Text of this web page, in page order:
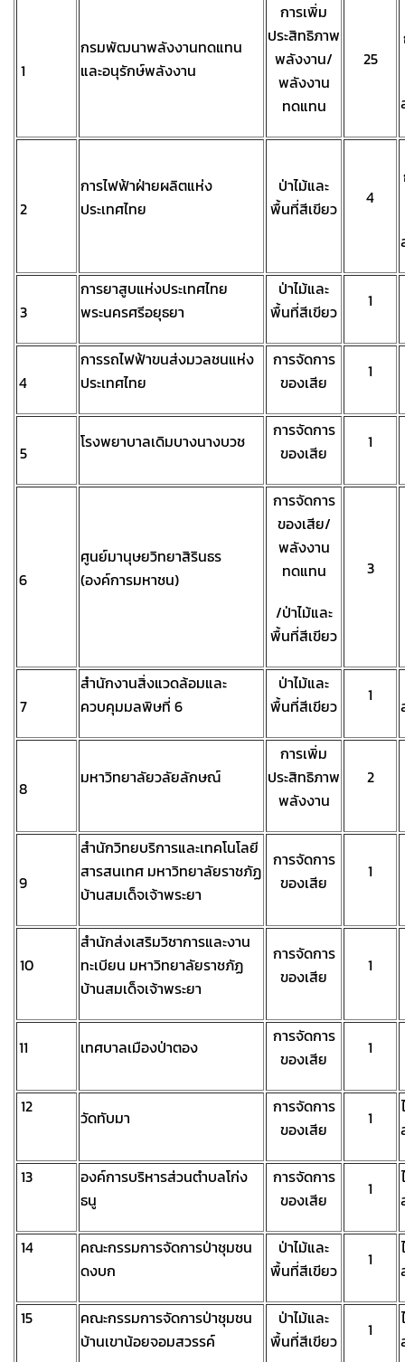
1
กรมพัฒนาพลังงานทดแทน
และอนุรักษ์พลังงาน
การเพิ่ม
ประสิทธิภาพ
พลังงาน/
พลังงาน
ทดแทน
25
2
การไฟฟ้าฝ่ายผลิตแห่ง
ประเทศไทย
ป่าไม้และ
พื้นที่สีเขียว
4
3
การยาสูบแห่งประเทศไทย
พระนครศรีอยุธยา
ป่าไม้และ
พื้นที่สีเขียว
1
4
การรถไฟฟ้าขนส่งมวลชนแห่ง
ประเทศไทย
การจัดการ
ของเสีย
1
5
โรงพยาบาลเดิมบางนางบวช
การจัดการ
ของเสีย
1
6
ศูนย์มานุษยวิทยาสิรินธร
(องค์การมหาชน)
การจัดการ
ของเสีย/
พลังงาน
ทดแทน
/ป่าไม้และ
พื้นที่สีเขียว
3
7
สำนักงานสิ่งแวดล้อมและ
ควบคุมมลพิษที่ 6
ป่าไม้และ
พื้นที่สีเขียว
1
8
มหาวิทยาลัยวลัยลักษณ์
การเพิ่ม
ประสิทธิภาพ
พลังงาน
2
9
สำนักวิทยบริการและเทคโนโลยี
สารสนเทศ มหาวิทยาลัยราชภัฏ
บ้านสมเด็จเจ้าพระยา
การจัดการ
ของเสีย
1
10
สำนักส่งเสริมวิชาการและงาน
ทะเบียน มหาวิทยาลัยราชภัฏ
บ้านสมเด็จเจ้าพระยา
การจัดการ
ของเสีย
1
11 เทศบาลเมืองป่าตอง
การจัดการ
ของเสีย
1
12
วัดทับมา
การจัดการ
ของเสีย
1
13
องค์การบริหารส่วนตำบลโก่ง
ธนู
การจัดการ
ของเสีย
1
14
คณะกรรมการจัดการป่าชุมชน
ดงบก
ป่าไม้และ
พื้นที่สีเขียว
1
15
คณะกรรมการจัดการป่าชุมชน
บ้านเขาน้อยจอมสวรรค์
ป่าไม้และ
พื้นที่สีเขียว
1